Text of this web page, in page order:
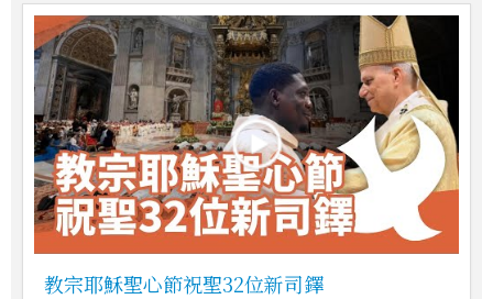
教宗耶穌聖心節祝聖32位新司鐸